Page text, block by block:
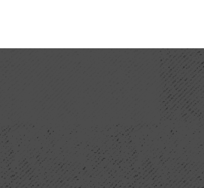
І поки не виростуть експерти, що
коментуємо часто кумедні перли